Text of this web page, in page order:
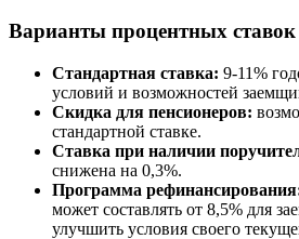
Варианты процентных ставок
Стандартная ставка: 9-11%
условий и возможностей
Скидка для пенсионеров:
стандартной ставке.
Ставка при наличии
снижена на 0,3%.
Программа
может составлять от 8,5% для
улучшить условия своего